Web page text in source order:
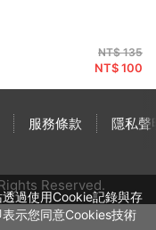
NT$ 135
NT$ 100
服務條款 隱私聲
Reserved.
過使用Cookie記錄與存
示您同意Cookies技術